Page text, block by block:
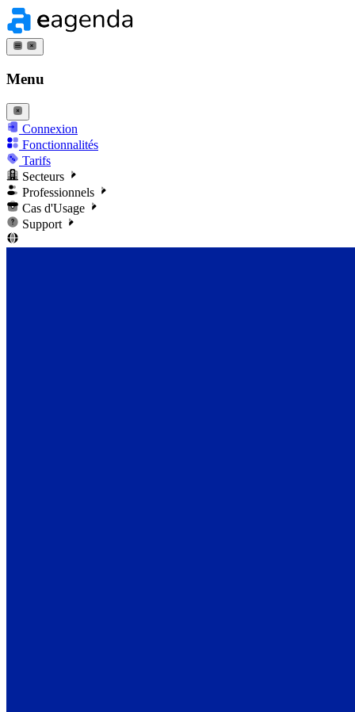
Menu
Connexion
Fonctionnalités
Tarifs
Secteurs
Professionnels
Cas d'Usage
Support